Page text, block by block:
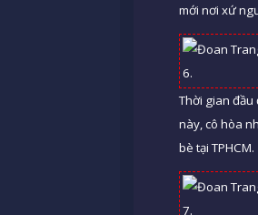
mới nơi xứ
Thời gian đầu
này, cô hòa
bè tại TPHCM.